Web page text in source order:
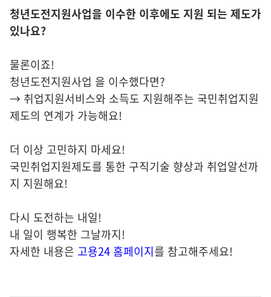
청년도전지원사업을 이수한 이후에도 지원 되는 제도가
있나요?
물론이죠!
청년도전지원사업 을 이수했다면?
→ 취업지원서비스와 소득도 지원해주는 국민취업지원
제도의 연계가 가능해요!
더 이상 고민하지 마세요!
국민취업지원제도를 통한 구직기술 향상과 취업알선까
지 지원해요!
다시 도전하는 내일!
내 일이 행복한 그날까지!
자세한 내용은 고용24 홈페이지를 참고해주세요!